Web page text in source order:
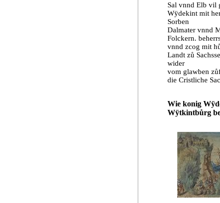
Sal vnnd Elb vil
Wÿdekint mit
Sorben
Dalmater vnnd
Folckern.
vnnd zcog mit
Landt zů
wider
vom glawben
die Cristliche
Wie konig
Wÿtkintbůrg